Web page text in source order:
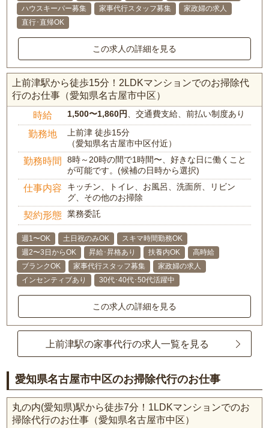
ハウスキーパー募集
家事代行スタッフ募集
家政婦の求人
直行･直帰OK
この求人の詳細を見る
上前津駅から徒歩15分！2LDKマンションでのお掃除代
行のお仕事（愛知県名古屋市中区）
時給 1,500〜1,860円、交通費支給、前払い制度あり
勤務地
上前津 徒歩15分
（愛知県名古屋市中区付近）
勤務時間
8時～20時の間で1時間〜、好きな日に働くこと
が可能です。(候補の日時から選択)
仕事内容
キッチン、トイレ、お風呂、洗面所、リビン
グ、その他のお掃除
契約形態 業務委託
週1〜OK 土日祝のみOK
スキマ時間勤務OK
週2〜3日からOK
昇給･昇格あり 扶養内OK
高時給
ブランクOK
家事代行スタッフ募集
家政婦の求人
インセンティブあり
30代･40代･50代活躍中
この求人の詳細を見る
上前津駅の家事代行の求人一覧を見る
愛知県名古屋市中区のお掃除代行のお仕事
丸の内(愛知県)駅から徒歩7分！1LDKマンションでのお
掃除代行のお仕事（愛知県名古屋市中区）